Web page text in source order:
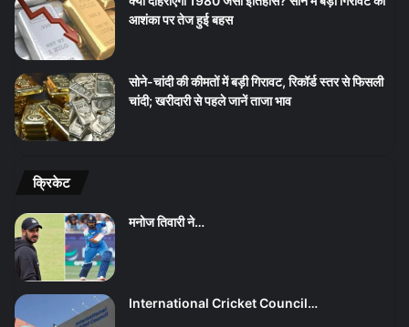
आशंका पर तेज हुई बहस
सोने-चांदी की कीमतों में बड़ी गिरावट, रिकॉर्ड स्तर से फिसली
चांदी; खरीदारी से पहले जानें ताजा भाव
क्रिकेट
मनोज तिवारी ने…
International Cricket Council…